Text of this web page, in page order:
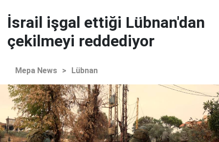
İsrail işgal ettiği Lübnan'dan
çekilmeyi reddediyor
Mepa News > Lübnan